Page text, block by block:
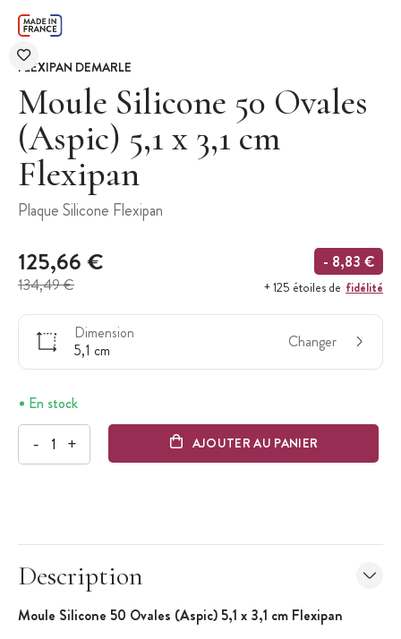
FLEXIPAN DEMARLE
Moule Silicone 50 Ovales
(Aspic) 5,1 x 3,1 cm
Flexipan
Plaque Silicone Flexipan
125,66 €
134,49 €
- 8,83 €
+ 125 étoiles de fidélité
Dimension
5,1 cm
Changer
En stock
- + AJOUTER AU PANIER
Description
Moule Silicone 50 Ovales (Aspic) 5,1 x 3,1 cm Flexipan